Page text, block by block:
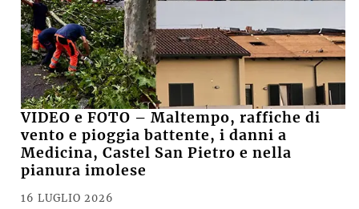
VIDEO e FOTO – Maltempo, raffiche di
vento e pioggia battente, i danni a
Medicina, Castel San Pietro e nella
pianura imolese
16 LUGLIO 2026